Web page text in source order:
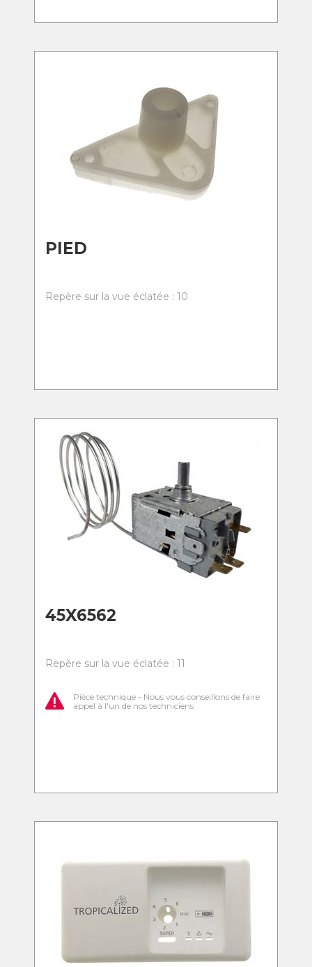
PIED
Repère sur la vue éclatée : 10
45X6562
Repère sur la vue éclatée : 11
Pièce technique - Nous vous conseillons de faire
appel à l'un de nos techniciens